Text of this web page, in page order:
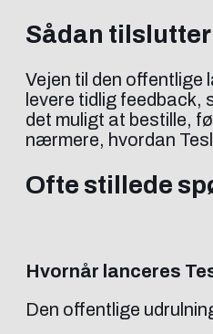
Sådan
Vejen til den offentlige
levere tidlig
det muligt at bestille,
nærmere, hvordan
Ofte stillede
Hvornår lanceres
Den offentlige